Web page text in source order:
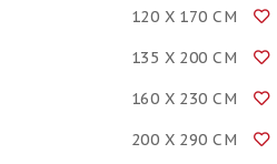
120 X 170 CM
135 X 200 CM
160 X 230 CM
200 X 290 CM